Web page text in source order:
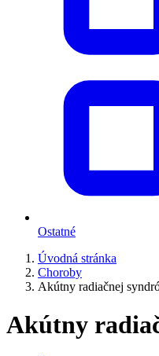
Ostatné
Úvodná stránka
Choroby
Akútny radiačnej
Akútny